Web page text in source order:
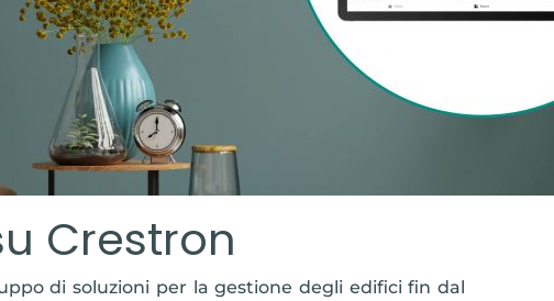
Crestron
di soluzioni per la gestione degli edifici fin dal